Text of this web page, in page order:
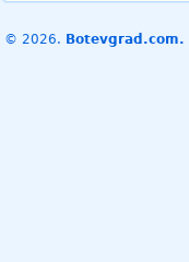
© 2026. Botevgrad.com.